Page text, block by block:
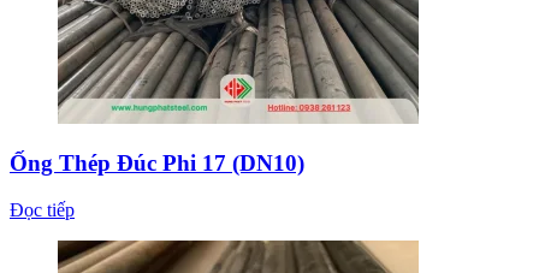
Ống Thép Đúc Phi 17 (DN10)
Đọc tiếp